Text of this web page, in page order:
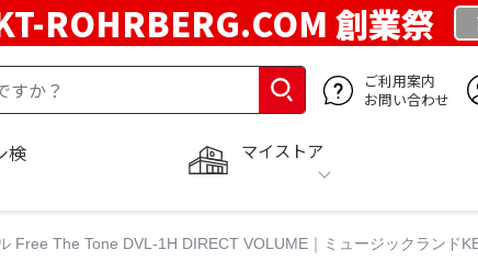
ROHRBERG.COM 創業祭
ご利用案内
お問い合わせ
マイストア
検
Free The Tone DVL-1H DIRECT VOLUME｜ミュージックランド